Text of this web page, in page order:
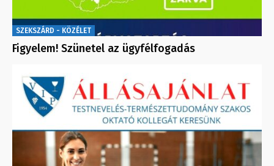
SZEKSZÁRD - KÖZÉLET
Figyelem! Szünetel az ügyfélfogadás